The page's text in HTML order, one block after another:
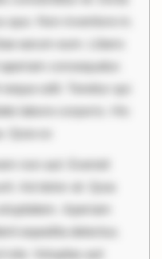
Non inventore in.
earum eum. Libero
consequatur.
odit. Tenetur qui
labore corporis. Hic
so
non aut. Eveniet
Ad dolor at. Quia
Aperiam
expedita delectus.
iste. Voluptas aut